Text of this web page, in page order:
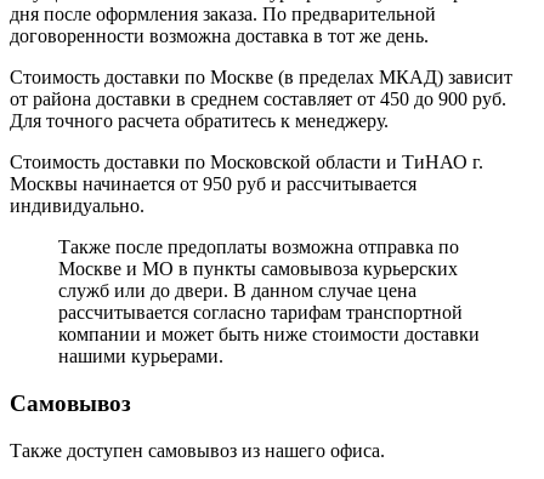
дня после оформления заказа. По предварительной
договоренности возможна доставка в тот же день.
Стоимость доставки по Москве (в пределах МКАД) зависит
от района доставки в среднем составляет от 450 до 900 руб.
Для точного расчета обратитесь к менеджеру.
Стоимость доставки по Московской области и ТиНАО г.
Москвы начинается от 950 руб и рассчитывается
индивидуально.
Также после предоплаты возможна отправка по
Москве и МО в пункты самовывоза курьерских
служб или до двери. В данном случае цена
рассчитывается согласно тарифам транспортной
компании и может быть ниже стоимости доставки
нашими курьерами.
Самовывоз
Также доступен самовывоз из нашего офиса.